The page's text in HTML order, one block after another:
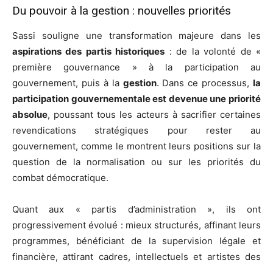
Du pouvoir à la gestion : nouvelles priorités
Sassi souligne une transformation majeure dans les
aspirations des partis historiques : de la volonté de «
première gouvernance » à la participation au
gouvernement, puis à la gestion. Dans ce processus, la
participation gouvernementale est devenue une priorité
absolue, poussant tous les acteurs à sacrifier certaines
revendications stratégiques pour rester au
gouvernement, comme le montrent leurs positions sur la
question de la normalisation ou sur les priorités du
combat démocratique.
Quant aux « partis d’administration », ils ont
progressivement évolué : mieux structurés, affinant leurs
programmes, bénéficiant de la supervision légale et
financière, attirant cadres, intellectuels et artistes des